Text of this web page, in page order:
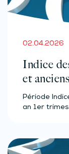
02.04.2026
Indice
et
Période
an 1er